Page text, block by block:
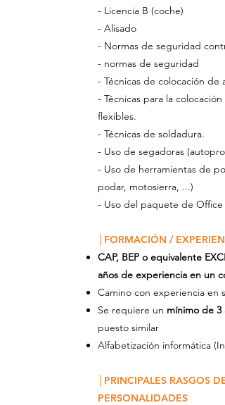
- Licencia B (coche)
- Alisado
- Normas de seguridad
- normas de seguridad
- Técnicas de colocación de
- Técnicas para la colocación
flexibles.
- Técnicas de soldadura.
- Uso de segadoras
- Uso de herramientas de
podar, motosierra, ...)
- Uso del paquete de Office
│FORMACIÓN /
CAP, BEP o equivalente
años de experiencia en un
Camino con experiencia en
Se requiere un mínimo de 3
puesto similar
Alfabetización informática
│PRINCIPALES RASGOS DE
PERSONALIDADES